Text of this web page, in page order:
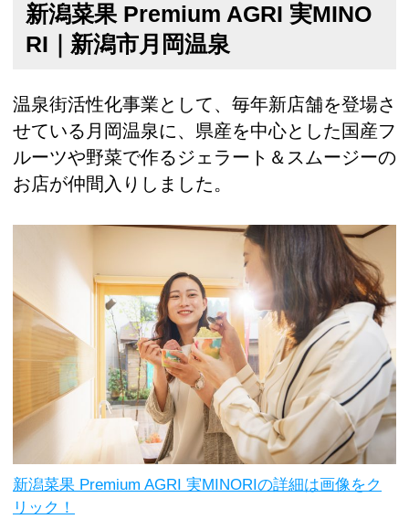
新潟菜果 Premium AGRI 実MINO
RI｜新潟市月岡温泉
温泉街活性化事業として、毎年新店舗を登場さ
せている月岡温泉に、県産を中心とした国産フ
ルーツや野菜で作るジェラート＆スムージーの
お店が仲間入りしました。
新潟菜果 Premium AGRI 実MINORIの詳細は画像をク
リック！